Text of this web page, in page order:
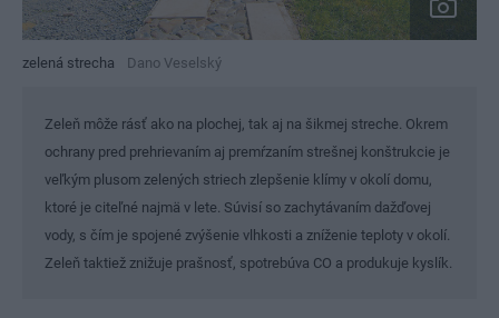
zelená strecha Dano Veselský
Zeleň môže rásť ako na plochej, tak aj na šikmej streche. Okrem
ochrany pred prehrievaním aj premŕzaním strešnej konštrukcie je
veľkým plusom zelených striech zlepšenie klímy v okolí domu,
ktoré je citeľné najmä v lete. Súvisí so zachytávaním dažďovej
vody, s čím je spojené zvýšenie vlhkosti a zníženie teploty v okolí.
Zeleň taktiež znižuje prašnosť, spotrebúva CO a produkuje kyslík.